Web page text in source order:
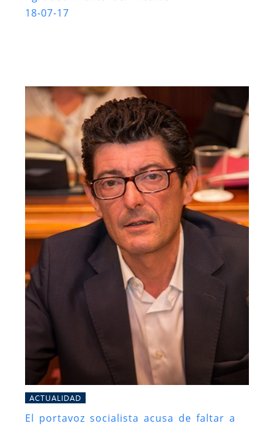
18-07-17
ACTUALIDAD
El portavoz socialista acusa de faltar a